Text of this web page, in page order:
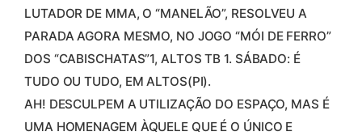
LUTADOR DE MMA, O “MANELÃO”, RESOLVEU A
PARADA AGORA MESMO, NO JOGO “MÓI DE FERRO”
DOS “CABISCHATAS”1, ALTOS TB 1. SÁBADO: É
TUDO OU TUDO, EM ALTOS(PI).
AH! DESCULPEM A UTILIZAÇÃO DO ESPAÇO, MAS É
UMA HOMENAGEM ÀQUELE QUE É O ÚNICO E